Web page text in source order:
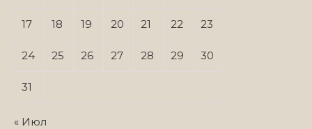
17 18 19 20 21 22 23
24 25 26 27 28 29 30
31
« Июл